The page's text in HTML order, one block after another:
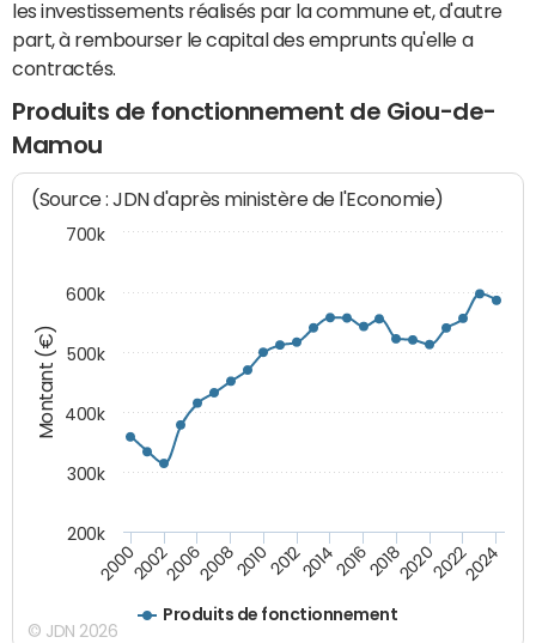
les investissements réalisés par la commune et, d'autre
part, à rembourser le capital des emprunts qu'elle a
contractés.
Produits de fonctionnement de Giou-de-
Mamou
Montant (€)
(Source : JDN d'après ministère de l'Economie)
Produits de fonctionnement
200020022006200820102012201420162018202020222024
200k
300k
400k
500k
600k
700k
© JDN 2026